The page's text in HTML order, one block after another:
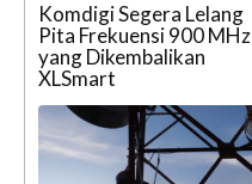
Komdigi Segera Lelang
Pita Frekuensi 900 MHz
yang Dikembalikan
XLSmart